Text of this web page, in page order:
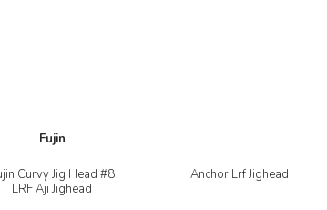
Fujin
Curvy Jig Head #8
LRF Aji Jighead
İncele Anchor Lrf Jighead
İncele